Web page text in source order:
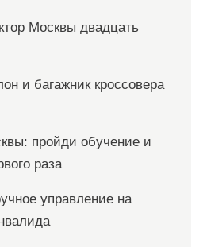
Москвы двадцать
и багажник кроссовера
пройди обучение и
раза
управление на